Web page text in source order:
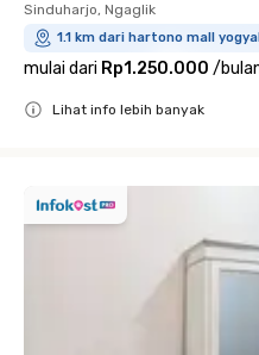
Sinduharjo, Ngaglik
1.1 km dari hartono mall
mulai dari Rp1.250.000 /
Lihat info lebih banyak